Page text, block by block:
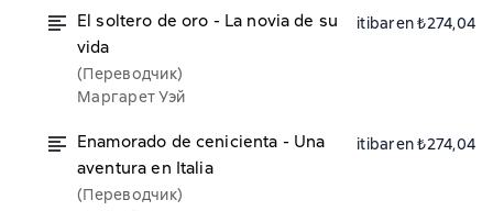
El soltero de oro - La novia de su
vida
(Переводчик)
Маргарет Уэй
itibaren ₺274,04
Enamorado de cenicienta - Una
aventura en Italia
(Переводчик)
itibaren ₺274,04